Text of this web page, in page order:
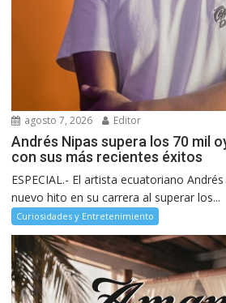
agosto 7, 2026 Editor
Andrés Nipas supera los 70 mil
con sus más recientes éxitos
ESPECIAL.- El artista ecuatoriano
nuevo hito en su carrera al superar los...
Curiosidades y Entretenimiento